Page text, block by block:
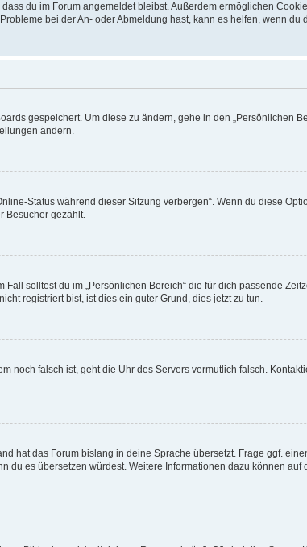
du im Forum angemeldet bleibst. Außerdem ermöglichen
bei der An- oder Abmeldung hast, kann es helfen, wenn du
gespeichert. Um diese zu ändern, gehe in den „Persönlichen
ändern.
Status während dieser Sitzung verbergen“. Wenn du diese
Besucher gezählt.
solltest du im „Persönlichen Bereich“ die für dich passende
registriert bist, ist dies ein guter Grund, dies jetzt zu tun.
noch falsch ist, geht die Uhr des Servers vermutlich falsch.
hat das Forum bislang in deine Sprache übersetzt. Frage ggf.
es übersetzen würdest. Weitere Informationen dazu können auf